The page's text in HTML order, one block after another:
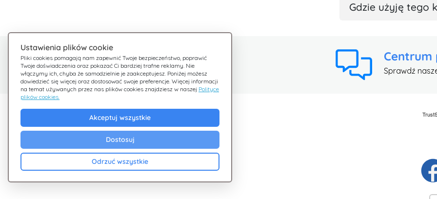
Gdzie użyję tego
Ustawienia plików cookie
Pliki cookies pomagają nam zapewnić Twoje bezpieczeństwo, poprawić
Twoje doświadczenia oraz pokazać Ci bardziej trafne reklamy. Nie
włączymy ich, chyba że samodzielnie je zaakceptujesz. Poniżej możesz
dowiedzieć się więcej oraz dostosować swoje preferencje. Więcej informacji
na temat używanych przez nas plików cookies znajdziesz w naszej Polityce
plików cookies.
Akceptuj wszystkie
Dostosuj
Odrzuć wszystkie
Potrzebujesz pomocy?
Jesteśmy tu dla Ciebie
Centrum
Sprawdź
Odkryj Giftsy
Promocje
Firma
Zasady i warunki
Polityka Prywatności